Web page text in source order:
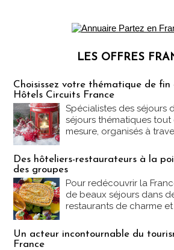
LES OFFRES
Choisissez votre thématique de fin
Hôtels Circuits France
Spécialistes des séjours
séjours thématiques tout
mesure, organisés à
Des hôteliers-restaurateurs à la
des groupes
Pour redécouvrir la
de beaux séjours dans
restaurants de charme
Un acteur incontournable du
France